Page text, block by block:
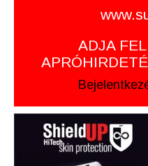
ADJA